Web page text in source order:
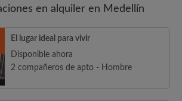
en alquiler en Medellín
El lugar ideal para vivir
Disponible ahora
2 compañeros de apto - Hombre